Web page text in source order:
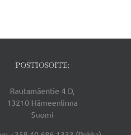
POSTIOSOITE:
Rautamäentie 4 D,
13210 Hämeenlinna
Suomi